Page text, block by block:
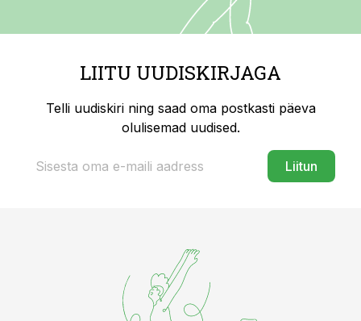
LIITU UUDISKIRJAGA
Telli uudiskiri ning saad oma postkasti päeva
olulisemad uudised.
Liitun